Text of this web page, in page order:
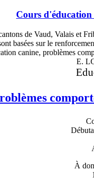
Cours
de Vaud, Valais et
basées sur le
E.
À